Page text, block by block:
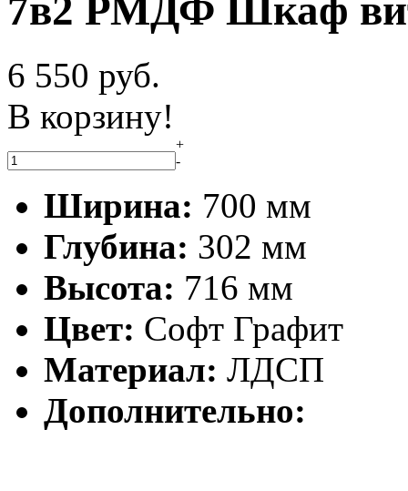
7в2 РМДФ Шкаф
6 550 руб.
В корзину!
+
-
Ширина: 700 мм
Глубина: 302 мм
Высота: 716 мм
Цвет: Софт Графит
Материал: ЛДСП
Дополнительно: